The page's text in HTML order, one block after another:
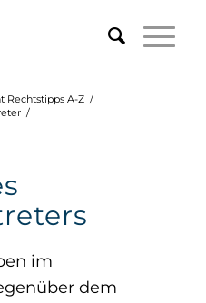
Rechtstipps A-Z /
/
im
dem